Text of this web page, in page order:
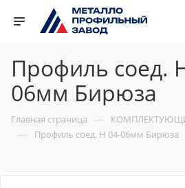
Профиль соед.
06мм Бирюза
Главная страница —
— Профиль соед. Н 04-06мм Бирюза